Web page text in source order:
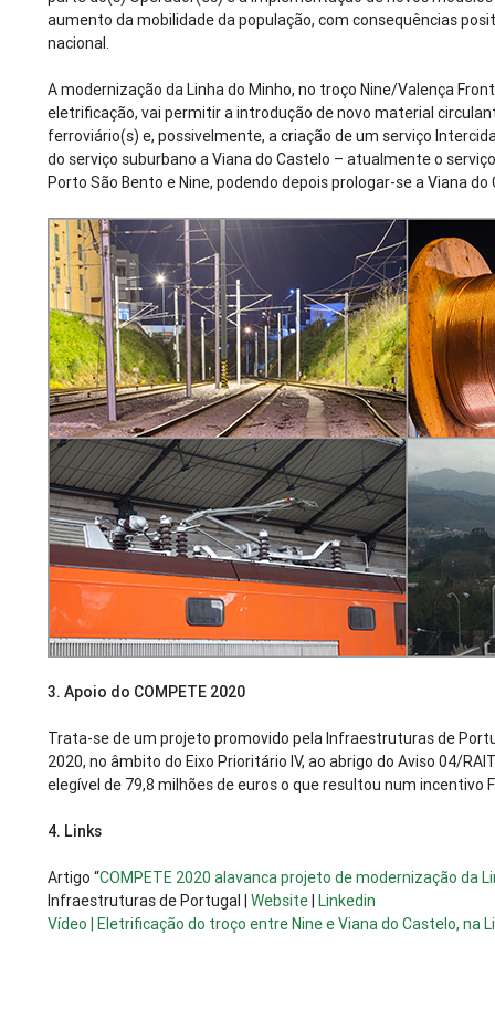
aumento da mobilidade da população, com consequências
nacional.
A modernização da Linha do Minho, no troço Nine/Valença
eletrificação, vai permitir a introdução de novo material
ferroviário(s) e, possivelmente, a criação de um serviço
do serviço suburbano a Viana do Castelo – atualmente o
Porto São Bento e Nine, podendo depois prologar-se a Viana do
3. Apoio do COMPETE 2020
Trata-se de um projeto promovido pela Infraestruturas de
2020, no âmbito do Eixo Prioritário IV, ao abrigo do Aviso 04/
elegível de 79,8 milhões de euros o que resultou num incentivo
4. Links
Artigo “COMPETE 2020 alavanca projeto de modernização da
Infraestruturas de Portugal |Website
Linkedin
Vídeo | Eletrificação do troço entre Nine e Viana do Castelo, na